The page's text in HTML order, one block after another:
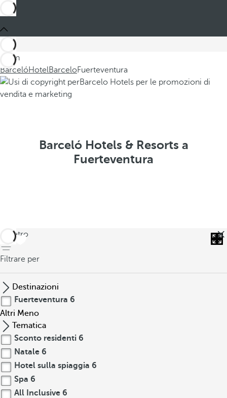
Sei in
BarcelóHotelBarceloFuerteventura
Barceló Hotels & Resorts a
Fuerteventura
indietro
Filtrare per
Destinazioni
Fuerteventura 6
Altri Meno
Tematica
Sconto residenti 6
Natale 6
Hotel sulla spiaggia 6
Spa 6
All Inclusive 6